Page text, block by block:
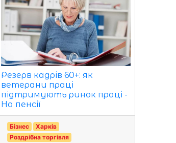
Резерв кадрів 60+: як
ветерани праці
підтримують ринок праці -
На пенсії
Бізнес
Харків
Роздрібна торгівля